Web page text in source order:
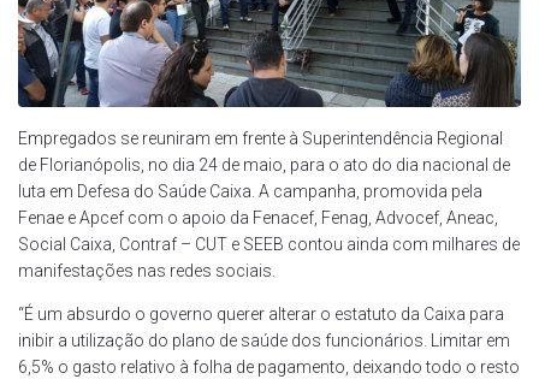
Empregados se reuniram em frente à Superintendência Regional
de Florianópolis, no dia 24 de maio, para o ato do dia nacional de
luta em Defesa do Saúde Caixa. A campanha, promovida pela
Fenae e Apcef com o apoio da Fenacef, Fenag, Advocef, Aneac,
Social Caixa, Contraf – CUT e SEEB contou ainda com milhares de
manifestações nas redes sociais.
“É um absurdo o governo querer alterar o estatuto da Caixa para
inibir a utilização do plano de saúde dos funcionários. Limitar em
6,5% o gasto relativo à folha de pagamento, deixando todo o resto